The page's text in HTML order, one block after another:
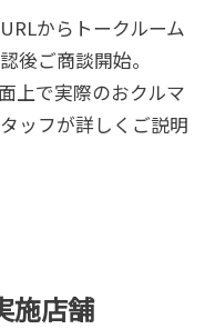
からトークルーム
後ご商談開始。
上で実際のおクルマ
ッフが詳しくご説明
施店舗